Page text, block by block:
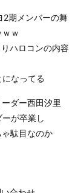
2期メンバーの舞
ｗ
ハロコンの内容
になってる
ダー西田汐里
ーが卒業し
駄目なのか